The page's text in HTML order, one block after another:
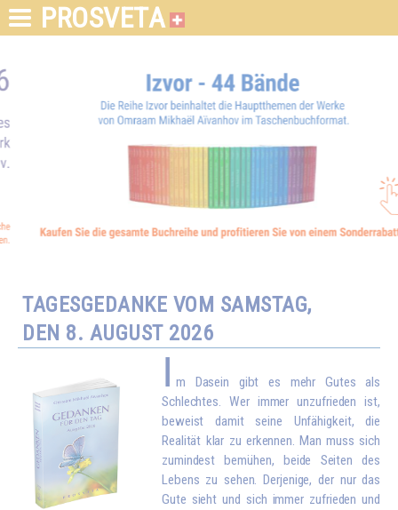
PROSVETA
TAGESGEDANKE VOM SAMSTAG,
DEN 8. AUGUST 2026
I m Dasein gibt es mehr Gutes als
Schlechtes. Wer immer unzufrieden ist,
beweist damit seine Unfähigkeit, die
Realität klar zu erkennen. Man muss sich
zumindest bemühen, beide Seiten des
Lebens zu sehen. Derjenige, der nur das
Gute sieht und sich immer zufrieden und